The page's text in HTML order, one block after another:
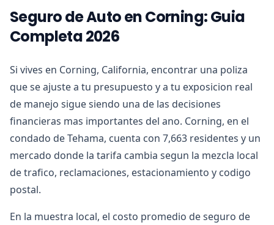
Seguro de Auto en Corning: Guia
Completa 2026
Si vives en Corning, California, encontrar una poliza
que se ajuste a tu presupuesto y a tu exposicion real
de manejo sigue siendo una de las decisiones
financieras mas importantes del ano. Corning, en el
condado de Tehama, cuenta con 7,663 residentes y un
mercado donde la tarifa cambia segun la mezcla local
de trafico, reclamaciones, estacionamiento y codigo
postal.
En la muestra local, el costo promedio de seguro de